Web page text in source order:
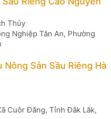
Thủy
Nghiệp Tân An, Phường
Nông Sản Sầu Riêng Hà
Cuôr Đăng, Tỉnh Đắk Lắk,